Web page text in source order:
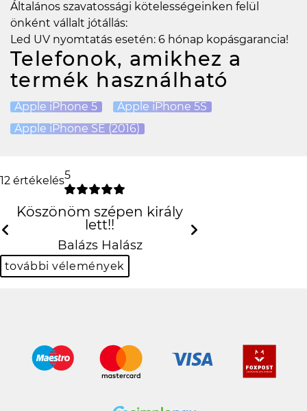
Általános szavatossági kötelességeinken felül
önként vállalt jótállás:
Led UV nyomtatás esetén: 6 hónap kopásgarancia!
Telefonok, amikhez a
termék használható
Apple iPhone 5
Apple iPhone 5S
Apple iPhone SE (2016)
12 értékelés5
Köszönöm szépen király lett!!
Balázs Halász
Previous
további vélemények